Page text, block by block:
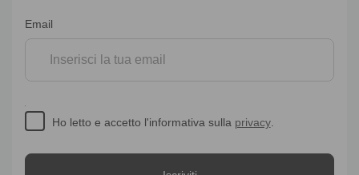
Iscrizione
newsletter
Email
Ho letto e accetto l'informativa sulla privacy.